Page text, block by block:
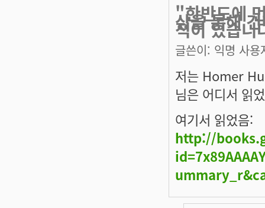
"한반도에
상을 통해
적이 있습니
글쓴이: 익명 사용
저는 Homer
님은 어디서 읽
여기서 읽었음:
http://